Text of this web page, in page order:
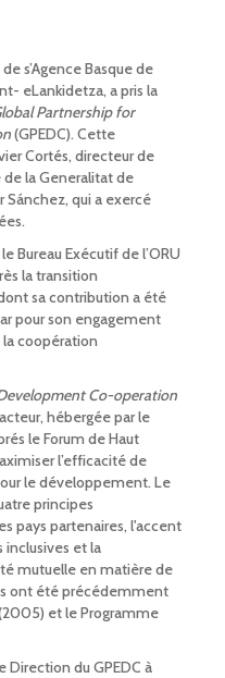
s’Agence Basque de
eLankidetza, a pris la
Partnership for
(GPEDC). Cette
Cortés, directeur de
de la Generalitat de
Sánchez, qui a exercé
Bureau Exécutif de l’ORU
la transition
sa contribution a été
pour son engagement
coopération
Co-operation
hébergée par le
le Forum de Haut
l’efficacité de
le développement. Le
principes
pays partenaires, l'accent
inclusives et la
mutuelle en matière de
ont été précédemment
et le Programme
Direction du GPEDC à